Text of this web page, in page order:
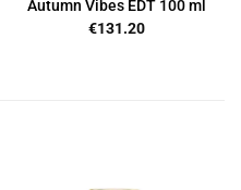
Autumn Vibes EDT 100 ml
€131.20